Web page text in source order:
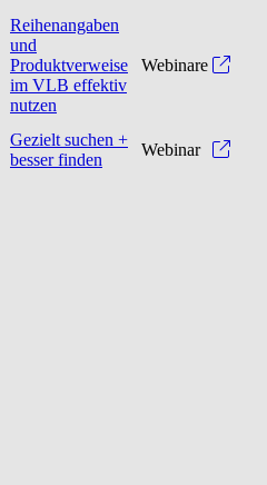
Reihenangaben
und
Produktverweise
im VLB effektiv
nutzen
Webinare
Gezielt suchen +
besser finden
Webinar